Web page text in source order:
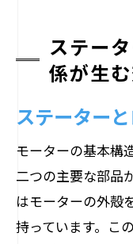
ステー
係が生
ステーター
モーターの基本構
二つの主要な部品
はモーターの外殻
持っています。こ